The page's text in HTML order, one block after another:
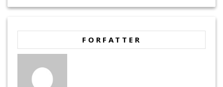
k
FORFATTER